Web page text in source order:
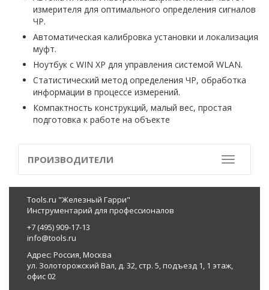
измерителя для оптимального определения сигналов
ЧР.
Автоматическая калибровка установки и локализация
муфт.
Ноутбук с WIN XP для управления системой WLAN.
Статистический метод определения ЧР, обработка
информации в процессе измерений.
Компактность конструкций, малый вес, простая
подготовка к работе на объекте
Toggle
ПРОИЗВОДИТЕЛИ
Tools.ru "Железный Гарри"
Инструментарий для профессионалов
+7 (495) 909-17-13
info@tools.ru
Адрес: Россия, Москва
ул. Золоторожский Вал, д. 32, стр. 5, подъезд 1, 1 этаж,
офис 02